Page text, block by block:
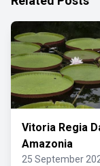
Vitoria Regia
Amazonia
25 September